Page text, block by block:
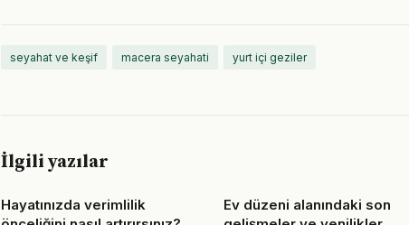
seyahat ve keşif macera seyahati yurt içi geziler
İlgili yazılar
Hayatınızda verimlilik
Ev düzeni alanındaki son